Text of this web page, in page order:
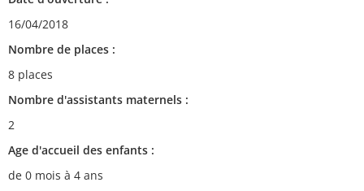
16/04/2018
Nombre de places :
8 places
Nombre d'assistants maternels :
2
Age d'accueil des enfants :
de 0 mois à 4 ans